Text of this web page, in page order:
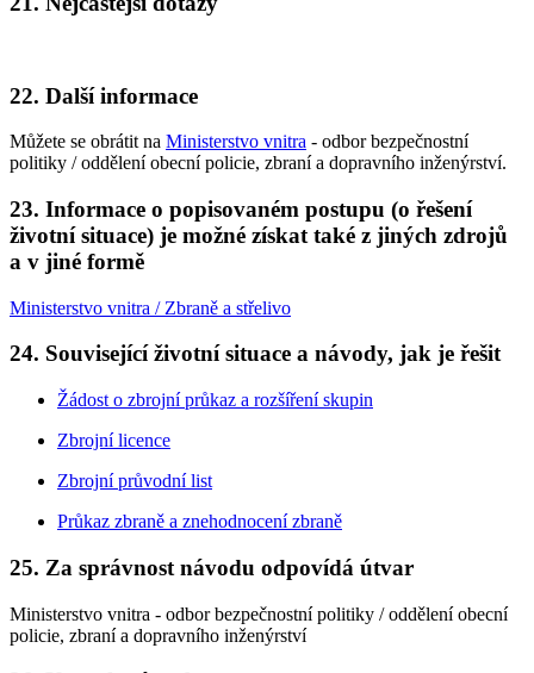
22. Další informace
Můžete se obrátit na Ministerstvo vnitra - odbor bezpečnostní
politiky / oddělení obecní policie, zbraní a dopravního inženýrství.
23. Informace o popisovaném postupu (o řešení
životní situace) je možné získat také z jiných zdrojů
a v jiné formě
Ministerstvo vnitra / Zbraně a střelivo
24. Související životní situace a návody, jak je řešit
Žádost o zbrojní průkaz a rozšíření skupin
Zbrojní licence
Zbrojní průvodní list
Průkaz zbraně a znehodnocení zbraně
25. Za správnost návodu odpovídá útvar
Ministerstvo vnitra - odbor bezpečnostní politiky / oddělení obecní
policie, zbraní a dopravního inženýrství